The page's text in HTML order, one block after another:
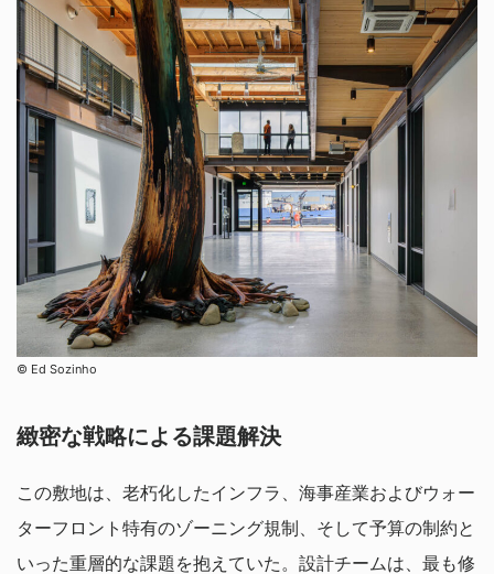
©︎ Ed Sozinho
緻密な戦略による課題解決
この敷地は、老朽化したインフラ、海事産業およびウォー
ターフロント特有のゾーニング規制、そして予算の制約と
いった重層的な課題を抱えていた。設計チームは、最も修